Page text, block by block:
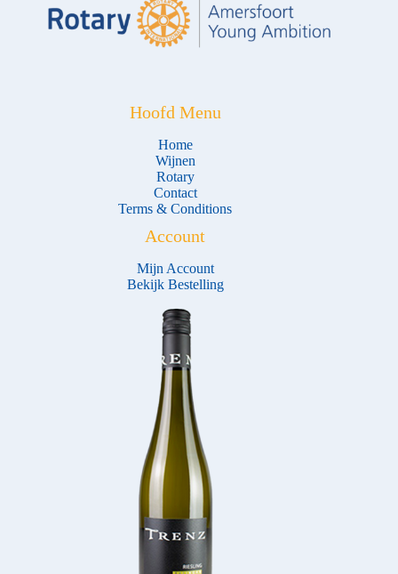
Hoofd Menu
Home
Wijnen
Rotary
Contact
Terms & Conditions
Account
Mijn Account
Bekijk Bestelling